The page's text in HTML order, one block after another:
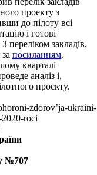
проекту з
до пілоту всі
і готові
переліком закладів,
посиланням.
кварталі
аналіз і,
проєкту.
zdorov’ja-ukraini-
roci
№707